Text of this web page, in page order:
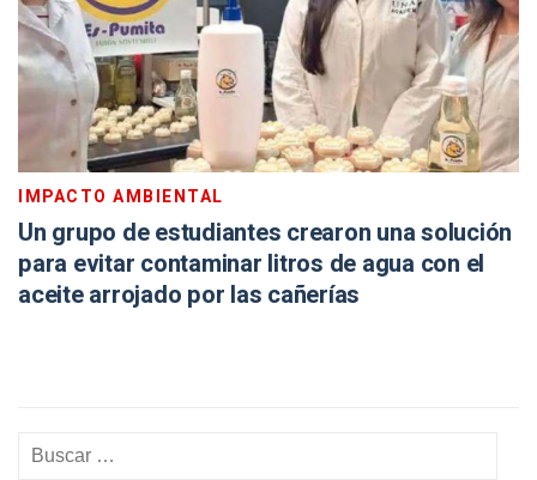
IMPACTO AMBIENTAL
Un grupo de estudiantes crearon una solución
para evitar contaminar litros de agua con el
aceite arrojado por las cañerías